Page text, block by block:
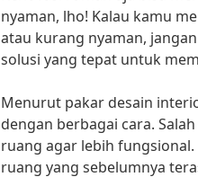
nyaman, lho! Kalau kamu
atau kurang nyaman,
solusi yang tepat untuk
Menurut pakar desain
dengan berbagai cara.
ruang agar lebih
ruang yang sebelumnya